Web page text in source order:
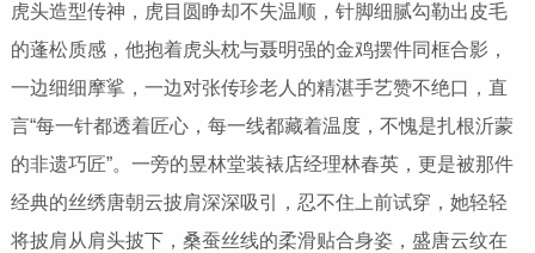
虎头造型传神，虎目圆睁却不失温顺，针脚细腻勾勒出皮毛
的蓬松质感，他抱着虎头枕与聂明强的金鸡摆件同框合影，
一边细细摩挲，一边对张传珍老人的精湛手艺赞不绝口，直
言“每一针都透着匠心，每一线都藏着温度，不愧是扎根沂蒙
的非遗巧匠”。一旁的昱林堂装裱店经理林春英，更是被那件
经典的丝绣唐朝云披肩深深吸引，忍不住上前试穿，她轻轻
将披肩从肩头披下，桑蚕丝线的柔滑贴合身姿，盛唐云纹在